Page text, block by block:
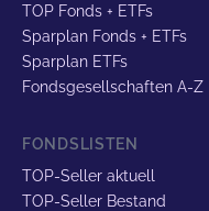
TOP Fonds + ETFs
Sparplan Fonds + ETFs
Sparplan ETFs
Fondsgesellschaften A-Z
FONDSLISTEN
TOP-Seller aktuell
TOP-Seller Bestand